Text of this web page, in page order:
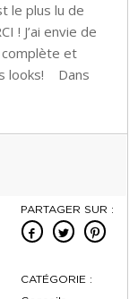
le plus lu de
! J’ai envie de
et
looks! Dans
PARTAGER SUR :
CATÉGORIE :